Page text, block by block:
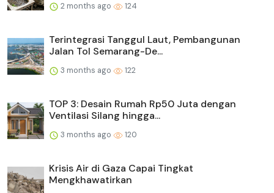
2 months ago 124
Terintegrasi Tanggul Laut, Pembangunan
Jalan Tol Semarang-De...
3 months ago 122
TOP 3: Desain Rumah Rp50 Juta dengan
Ventilasi Silang hingga...
3 months ago 120
Krisis Air di Gaza Capai Tingkat
Mengkhawatirkan